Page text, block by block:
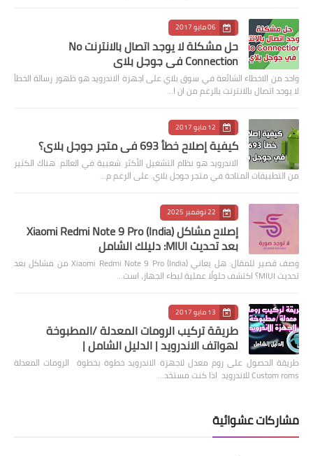
06 مايو 2017
حل مشكلة لا يوجد اتصال بالانترنت No
Connection في جوجل بلاي
واحد من الاخطاء الشائعة في سوق بلاي على اجهزة الاندرويد هو ظهور رسالة الخطأ
لا يوجد اتصال بالانترنت بالرغم من ان ا…
12 مايو 2017
كيفية إصلاح خطأ 693 في متجر جوجل بلاي؟
الاندرويد هو نظام التشغيل الأكثر شعبية في العالم. هناك الكثير
من التطبيقات المتاحة في متجر جوجل بلاي. على الرغم م…
22 نوفمبر 2025
إصلاح مشاكل Xiaomi Redmi Note 9 Pro (India)
بعد تحديث MIUI: دليلك الشامل
وصف قصير للمقال: هل يعاني Xiaomi Redmi Note 9 Pro (India) من مشاكل بعد
تحديث MIUI؟ اكتشف حلولًا عملية لبطء الجهاز، است…
13 مايو 2017
طريقة تركيب الرومات المعدلة /المطبوخة
لهواتف الاندرويد | الدليل الشامل |
طريقة الحصول على روم معدل لاجهزة الاندرويد خطوة بخطوة الرومات المعدلة
Custom roms للاندرويد اذا كنت مستخد…
مشاركات عشوائية